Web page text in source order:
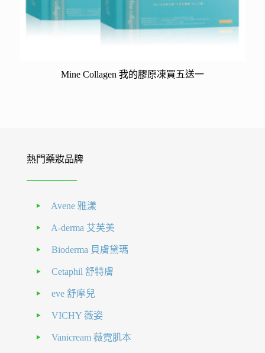
Mine Collagen 我的膠原凍買五送一
熱門藥妝品牌
Avene 雅漾
A-derma 艾芙美
Bioderma 貝膚黛瑪
Cetaphil 舒特膚
eve 舒摩兒
VICHY 薇姿
Vanicream 薇霓肌本